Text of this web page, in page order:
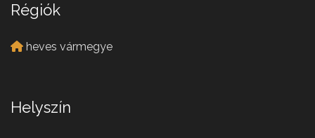
Régiók
heves vármegye
Helyszín